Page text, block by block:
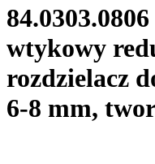
wtykowy
rozdzielacz
6-8 mm,